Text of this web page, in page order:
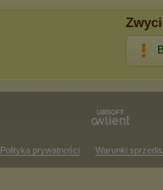
Polityka prywatności Warunki